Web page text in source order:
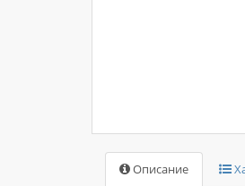
Описание